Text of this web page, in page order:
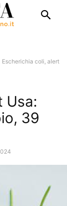
Escherichia coli, alert
Usa:
39